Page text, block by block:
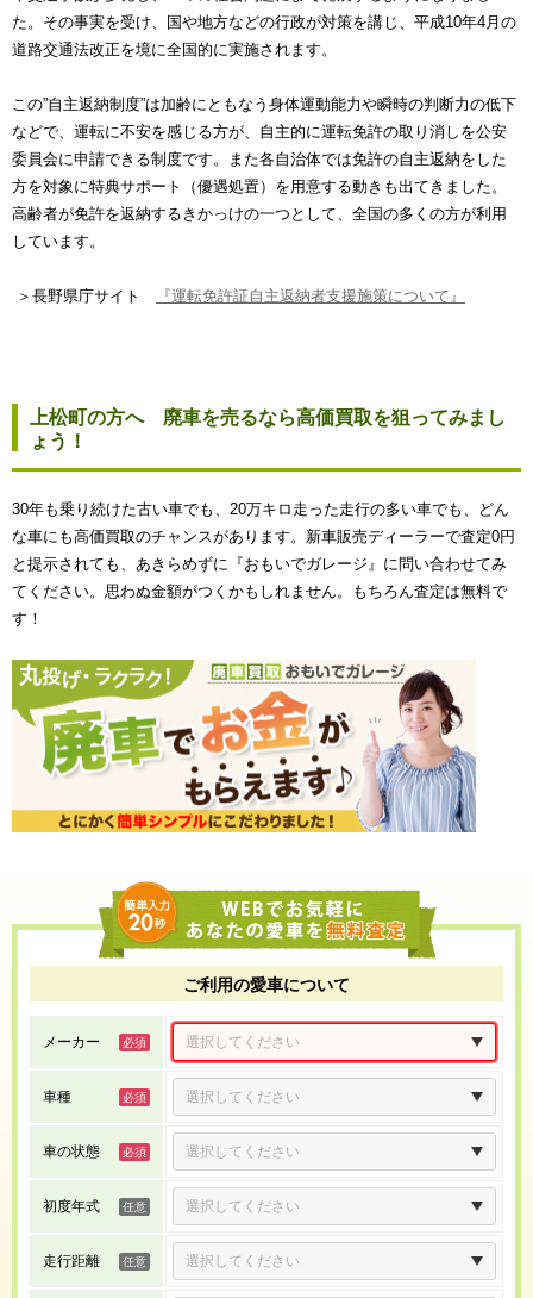
た。その事実を受け、国や地方などの行政が対策を講じ、平成10年4月の
道路交通法改正を境に全国的に実施されます。
この”自主返納制度”は加齢にともなう身体運動能力や瞬時の判断力の低下
などで、運転に不安を感じる方が、自主的に運転免許の取り消しを公安
委員会に申請できる制度です。また各自治体では免許の自主返納をした
方を対象に特典サポート（優遇処置）を用意する動きも出てきました。
高齢者が免許を返納するきかっけの一つとして、全国の多くの方が利用
しています。
＞長野県庁サイト 『運転免許証自主返納者支援施策について』
上松町の方へ 廃車を売るなら高価買取を狙ってみまし
ょう！
30年も乗り続けた古い車でも、20万キロ走った走行の多い車でも、どん
な車にも高価買取のチャンスがあります。新車販売ディーラーで査定0円
と提示されても、あきらめずに『おもいでガレージ』に問い合わせてみ
てください。思わぬ金額がつくかもしれません。もちろん査定は無料で
す！
ご利用の愛車について
メーカー
車種
車の状態
初度年式
走行距離